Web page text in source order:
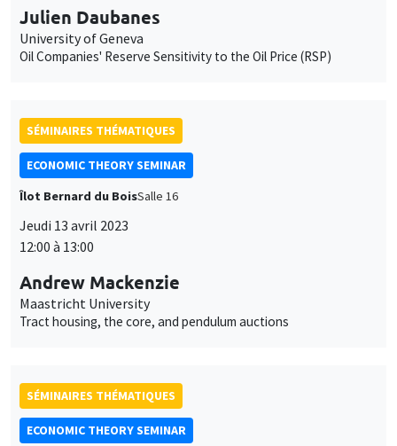
Julien Daubanes
University of Geneva
Oil Companies' Reserve Sensitivity to the Oil Price (RSP)
SÉMINAIRES THÉMATIQUES
ECONOMIC THEORY SEMINAR
Îlot Bernard du BoisSalle 16
Jeudi 13 avril 2023
12:00 à 13:00
Andrew Mackenzie
Maastricht University
Tract housing, the core, and pendulum auctions
SÉMINAIRES THÉMATIQUES
ECONOMIC THEORY SEMINAR